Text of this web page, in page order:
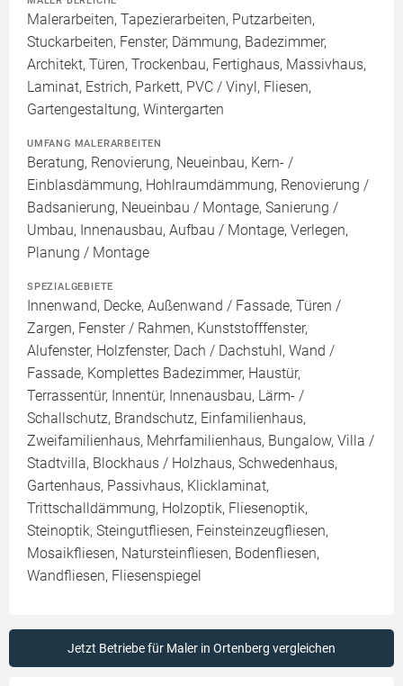
Malerarbeiten, Tapezierarbeiten, Putzarbeiten,
Stuckarbeiten, Fenster, Dämmung, Badezimmer,
Architekt, Türen, Trockenbau, Fertighaus, Massivhaus,
Laminat, Estrich, Parkett, PVC / Vinyl, Fliesen,
Gartengestaltung, Wintergarten
UMFANG MALERARBEITEN
Beratung, Renovierung, Neueinbau, Kern- /
Einblasdämmung, Hohlraumdämmung, Renovierung /
Badsanierung, Neueinbau / Montage, Sanierung /
Umbau, Innenausbau, Aufbau / Montage, Verlegen,
Planung / Montage
SPEZIALGEBIETE
Innenwand, Decke, Außenwand / Fassade, Türen /
Zargen, Fenster / Rahmen, Kunststofffenster,
Alufenster, Holzfenster, Dach / Dachstuhl, Wand /
Fassade, Komplettes Badezimmer, Haustür,
Terrassentür, Innentür, Innenausbau, Lärm- /
Schallschutz, Brandschutz, Einfamilienhaus,
Zweifamilienhaus, Mehrfamilienhaus, Bungalow, Villa /
Stadtvilla, Blockhaus / Holzhaus, Schwedenhaus,
Gartenhaus, Passivhaus, Klicklaminat,
Trittschalldämmung, Holzoptik, Fliesenoptik,
Steinoptik, Steingutfliesen, Feinsteinzeugfliesen,
Mosaikfliesen, Natursteinfliesen, Bodenfliesen,
Wandfliesen, Fliesenspiegel
Jetzt Betriebe für Maler in Ortenberg vergleichen